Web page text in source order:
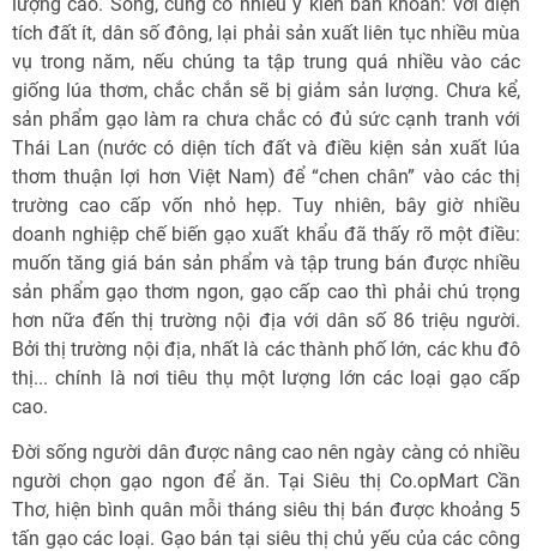
tích đất ít, dân số đông, lại phải sản xuất liên tục nhiều mùa
vụ trong năm, nếu chúng ta tập trung quá nhiều vào các
giống lúa thơm, chắc chắn sẽ bị giảm sản lượng. Chưa kể,
sản phẩm gạo làm ra chưa chắc có đủ sức cạnh tranh với
Thái Lan (nước có diện tích đất và điều kiện sản xuất lúa
thơm thuận lợi hơn Việt Nam) để “chen chân” vào các thị
trường cao cấp vốn nhỏ hẹp. Tuy nhiên, bây giờ nhiều
doanh nghiệp chế biến gạo xuất khẩu đã thấy rõ một điều:
muốn tăng giá bán sản phẩm và tập trung bán được nhiều
sản phẩm gạo thơm ngon, gạo cấp cao thì phải chú trọng
hơn nữa đến thị trường nội địa với dân số 86 triệu người.
Bởi thị trường nội địa, nhất là các thành phố lớn, các khu đô
thị... chính là nơi tiêu thụ một lượng lớn các loại gạo cấp
cao.
Đời sống người dân được nâng cao nên ngày càng có nhiều
người chọn gạo ngon để ăn. Tại Siêu thị Co.opMart Cần
Thơ, hiện bình quân mỗi tháng siêu thị bán được khoảng 5
tấn gạo các loại. Gạo bán tại siêu thị chủ yếu của các công